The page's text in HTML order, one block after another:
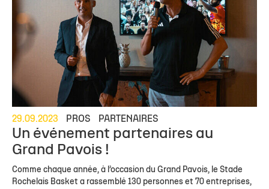
29.09.2023 PROS PARTENAIRES
Un événement partenaires au
Grand Pavois !
Comme chaque année, à l’occasion du Grand Pavois, le Stade
Rochelais Basket a rassemblé 130 personnes et 70 entreprises,